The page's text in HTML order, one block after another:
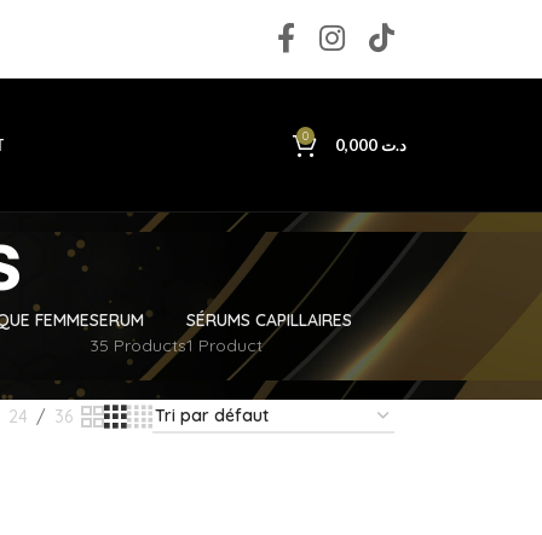
0 د.ت
FEMMESERUM
35 Products
SÉRUMS CAPILLAIRES
1 Product
24 36